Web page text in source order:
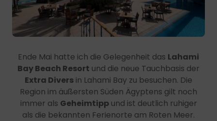
Ende Mai hatte ich die Gelegenheit das Lahami
Bay Beach Resort und die neue Tauchbasis der
Extra Divers in Lahami Bay zu besuchen. Die
Region im äußersten Süden Ägyptens gilt noch
immer als Geheimtippund ist deutlich ruhiger
als die bekannten Ferienorte am Roten Meer.